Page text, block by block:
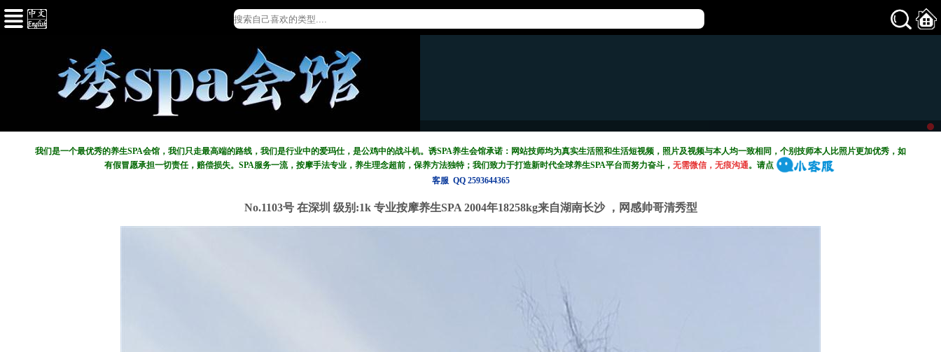
我们是一个最优秀的养生SPA会馆，我们只走最高端的路线，我们是行业中的爱玛仕，是公鸡中的战斗机。诱SPA养生会馆承诺：网站技师均为真实生活照和生活短视频，照片及视频与本人均一致相同，个别技师本人比照片更加优秀，如
有假冒愿承担一切责任，赔偿损失。SPA服务一流，按摩手法专业，养生理念超前，保养方法独特；我们致力于打造新时代全球养生SPA平台而努力奋斗，无需微信，无痕沟通。请点
客服 QQ 2593644365
No.1103号 在深圳 级别:1k 专业按摩养生SPA 2004年18258kg来自湖南长沙 ，网感帅哥清秀型